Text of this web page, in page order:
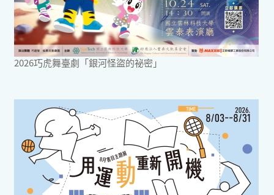
2026巧虎舞臺劇「銀河怪盜的祕密」